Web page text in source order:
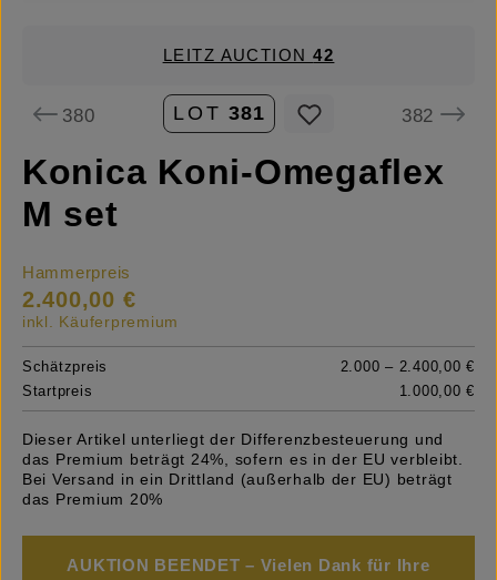
LEITZ AUCTION42
380 LOT 381 382
Konica Koni-Omegaflex
M set
Hammerpreis
2.400,00 €
inkl. Käuferpremium
Schätzpreis
2.000 – 2.400,00 €
Startpreis
1.000,00 €
Dieser Artikel unterliegt der Differenzbesteuerung und
das Premium beträgt 24%, sofern es in der EU verbleibt.
Bei Versand in ein Drittland (außerhalb der EU) beträgt
das Premium 20%
AUKTION BEENDET – Vielen Dank für Ihre